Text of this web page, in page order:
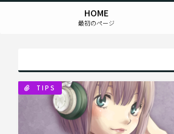
HOME
最初のページ
TIPS